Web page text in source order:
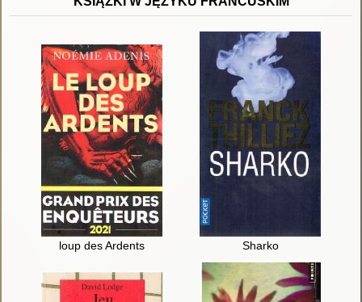
loup des Ardents Sharko